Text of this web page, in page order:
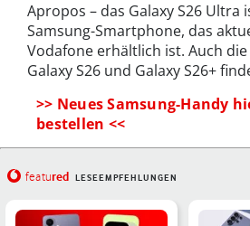
Apropos – das Galaxy S26 Ultra
Samsung-Smartphone, das
Vodafone erhältlich ist. Auch
Galaxy S26 und Galaxy S26+
>> Neues Samsung-Handy
bestellen <<
featured LESEEMPFEHLUNGEN